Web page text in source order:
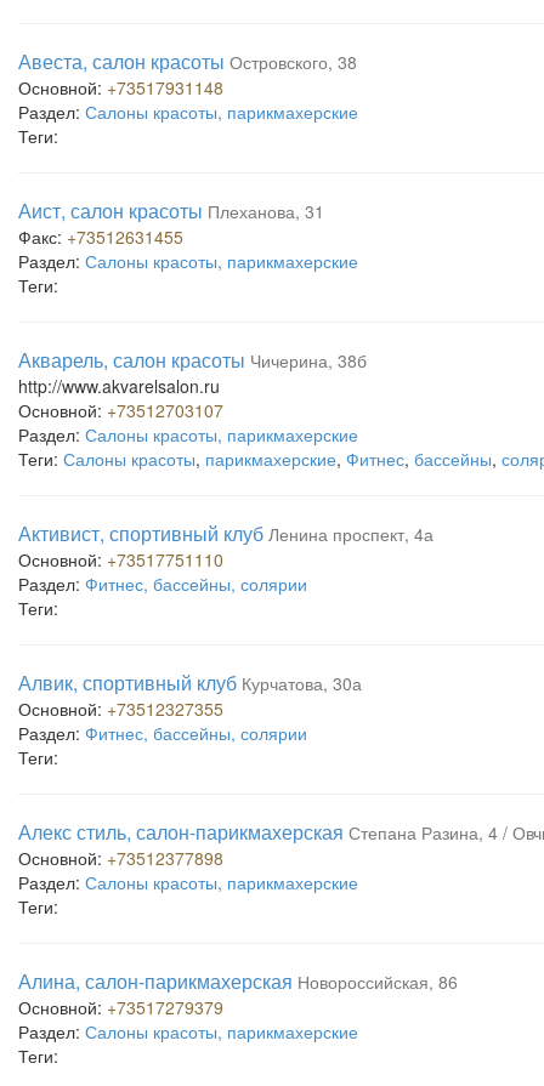
Авеста, салон красоты Островского, 38
Основной: +73517931148
Раздел: Салоны красоты, парикмахерские
Теги:
Аист, салон красоты Плеханова, 31
Факс: +73512631455
Раздел: Салоны красоты, парикмахерские
Теги:
Акварель, салон красоты Чичерина, 38б
http://www.akvarelsalon.ru
Основной: +73512703107
Раздел: Салоны красоты, парикмахерские
Теги: Салоны красоты, парикмахерские, Фитнес, бассейны,
Активист, спортивный клуб Ленина проспект, 4а
Основной: +73517751110
Раздел: Фитнес, бассейны, солярии
Теги:
Алвик, спортивный клуб Курчатова, 30а
Основной: +73512327355
Раздел: Фитнес, бассейны, солярии
Теги:
Алекс стиль, салон-парикмахерская Степана Разина, 4 /
Основной: +73512377898
Раздел: Салоны красоты, парикмахерские
Теги:
Алина, салон-парикмахерская Новороссийская, 86
Основной: +73517279379
Раздел: Салоны красоты, парикмахерские
Теги: